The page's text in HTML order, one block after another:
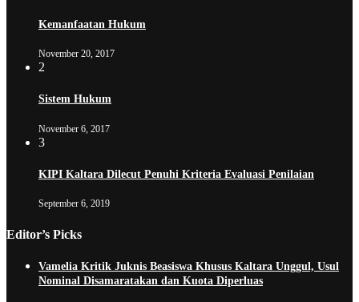
Kemanfaatan Hukum
November 20, 2017
2
Sistem Hukum
November 6, 2017
3
KIPI Kaltara Dilecut Penuhi Kriteria Evaluasi Penilaian
September 6, 2019
Editor’s Picks
Vamelia Kritik Juknis Beasiswa Khusus Kaltara Unggul, Usul
Nominal Disamaratakan dan Kuota Diperluas